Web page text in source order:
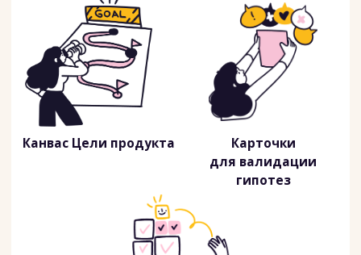
ПРИНЯТЬ УЧАСТИЕ
ВОСПОЛЬЗОВАТЬСЯ СКИДКОЙ